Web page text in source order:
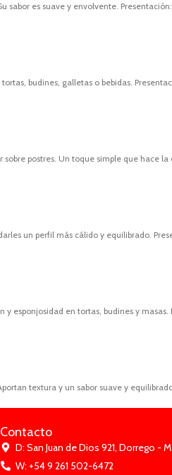
es suave y envolvente. Presentación:
budines, galletas o bebidas.
postres. Un toque simple que hace
un perfil más cálido y equilibrado.
esponjosidad en tortas, budines y masas.
textura y un sabor suave y
Contacto
D: San Juan de Dios 921, Dorrego -
W: +54 9 261 502-6472